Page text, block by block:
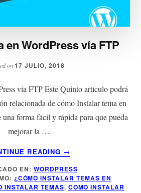
en WordPress vía FTP
on17 JULIO, 2018
vía FTP Este Quinto artículo podrá
relacionada de cómo Instalar tema en
forma fácil y rápida para que pueda
mejorar la …
READING
ACERCA
DE
INSTALAR
TEMA
→
EN: WORDPRESS
¿CÓMO INSTALAR TEMAS EN
INSTALAR TEMAS, COMO INSTALAR